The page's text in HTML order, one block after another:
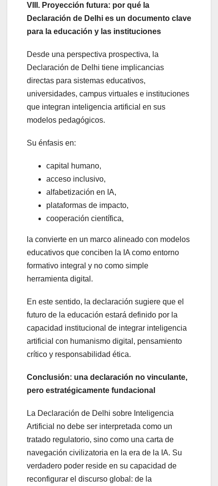
VIII. Proyección futura: por qué la
Declaración de Delhi es un documento clave
para la educación y las instituciones
Desde una perspectiva prospectiva, la
Declaración de Delhi tiene implicancias
directas para sistemas educativos,
universidades, campus virtuales e instituciones
que integran inteligencia artificial en sus
modelos pedagógicos.
Su énfasis en:
capital humano,
acceso inclusivo,
alfabetización en IA,
plataformas de impacto,
cooperación científica,
la convierte en un marco alineado con modelos
educativos que conciben la IA como entorno
formativo integral y no como simple
herramienta digital.
En este sentido, la declaración sugiere que el
futuro de la educación estará definido por la
capacidad institucional de integrar inteligencia
artificial con humanismo digital, pensamiento
crítico y responsabilidad ética.
Conclusión: una declaración no vinculante,
pero estratégicamente fundacional
La Declaración de Delhi sobre Inteligencia
Artificial no debe ser interpretada como un
tratado regulatorio, sino como una carta de
navegación civilizatoria en la era de la IA. Su
verdadero poder reside en su capacidad de
reconfigurar el discurso global: de la